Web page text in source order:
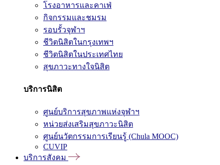
โรงอาหารและคาเฟ่
กิจกรรมและชมรม
รอบรั้วจุฬาฯ
ชีวิตนิสิตในกรุงเทพฯ
ชีวิตนิสิตในประเทศไทย
สุขภาวะทางใจนิสิต
บริการนิสิต
ศูนย์บริการสุขภาพแห่งจุฬาฯ
หน่วยส่งเสริมสุขภาวะนิสิต
ศูนย์นวัตกรรมการเรียนรู้ (Chula MOOC)
CUVIP
บริการสังคม